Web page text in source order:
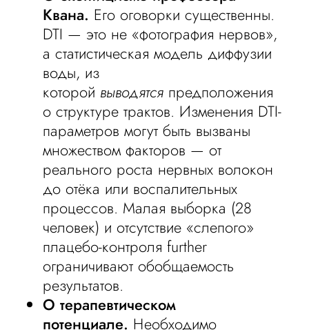
Квана. Его оговорки существенны.
DTI — это не «фотография нервов»,
а статистическая модель диффузии
воды, из
которой выводятся предположения
о структуре трактов. Изменения DTI-
параметров могут быть вызваны
множеством факторов — от
реального роста нервных волокон
до отёка или воспалительных
процессов. Малая выборка (28
человек) и отсутствие «слепого»
плацебо-контроля further
ограничивают обобщаемость
результатов.
О терапевтическом
потенциале. Необходимо